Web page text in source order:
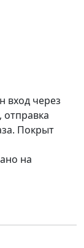
вход через
отправка
Покрыт
на